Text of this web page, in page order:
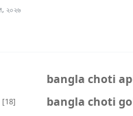
২০২৬
bangla choti
[18] bangla choti